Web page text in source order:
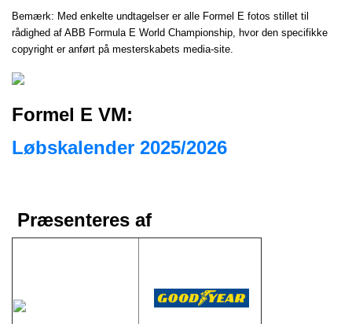
Bemærk: Med enkelte undtagelser er alle Formel E fotos stillet til
rådighed af ABB Formula E World Championship, hvor den specifikke
copyright er anført på mesterskabets media-site.
Formel E VM:
Løbskalender 2025/2026
Præsenteres af